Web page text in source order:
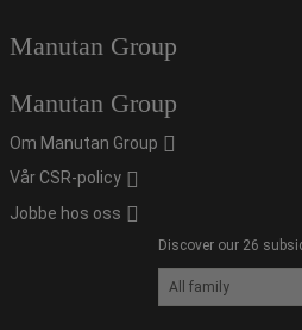
Manutan Group
Manutan Group
Om Manutan Group
Vår CSR-policy
Jobbe hos oss
Discover our 26